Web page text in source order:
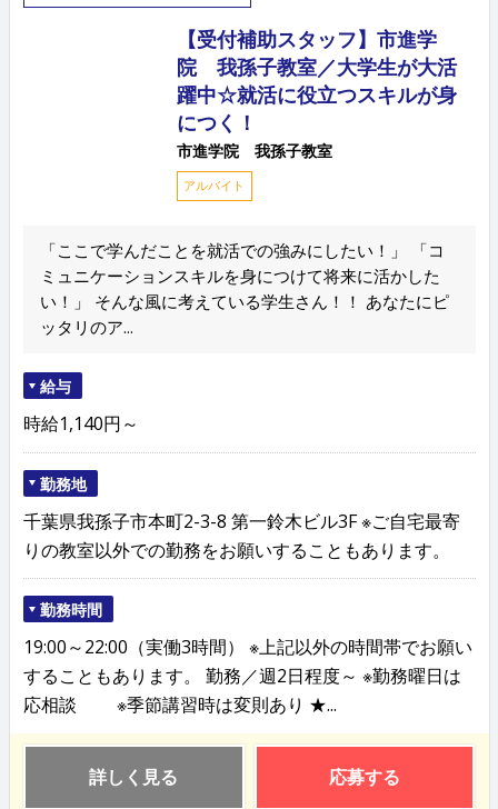
【受付補助スタッフ】市進学
院 我孫子教室／大学生が大活
躍中☆就活に役立つスキルが身
につく！
市進学院 我孫子教室
アルバイト
「ここで学んだことを就活での強みにしたい！」 「コ
ミュニケーションスキルを身につけて将来に活かした
い！」 そんな風に考えている学生さん！！ あなたにピ
ッタリのア...
給与
時給1,140円～
勤務地
千葉県我孫子市本町2-3-8 第一鈴木ビル3F ※ご自宅最寄
りの教室以外での勤務をお願いすることもあります。
勤務時間
19:00～22:00（実働3時間） ※上記以外の時間帯でお願い
することもあります。 勤務／週2日程度～ ※勤務曜日は
応相談 ※季節講習時は変則あり ★...
詳しく見る 応募する